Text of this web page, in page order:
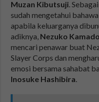
Muzan Kibutsuji.
sudah mengetahui
apabila keluarganya
adiknya, Nezuko Kamado
mencari penawar buat
Slayer Corps dan
emosi bersama sahabat
Inosuke Hashibira.